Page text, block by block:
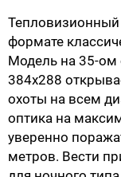
Тепловизионный
формате
Модель на 35-ом
384х288
охоты на всем
оптика на
уверенно
метров. Вести